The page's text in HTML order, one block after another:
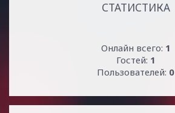
СТАТИСТИКА
Онлайн всего: 1
Гостей: 1
Пользователей: 0